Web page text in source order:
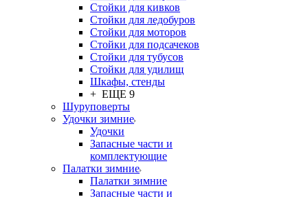
Стойки для кивков
Стойки для ледобуров
Стойки для моторов
Стойки для подсачеков
Стойки для тубусов
Стойки для удилищ
Шкафы, стенды
+ ЕЩЕ 9
Шуруповерты
Удочки зимние
Удочки
Запасные части и
комплектующие
Палатки зимние
Палатки зимние
Запасные части и